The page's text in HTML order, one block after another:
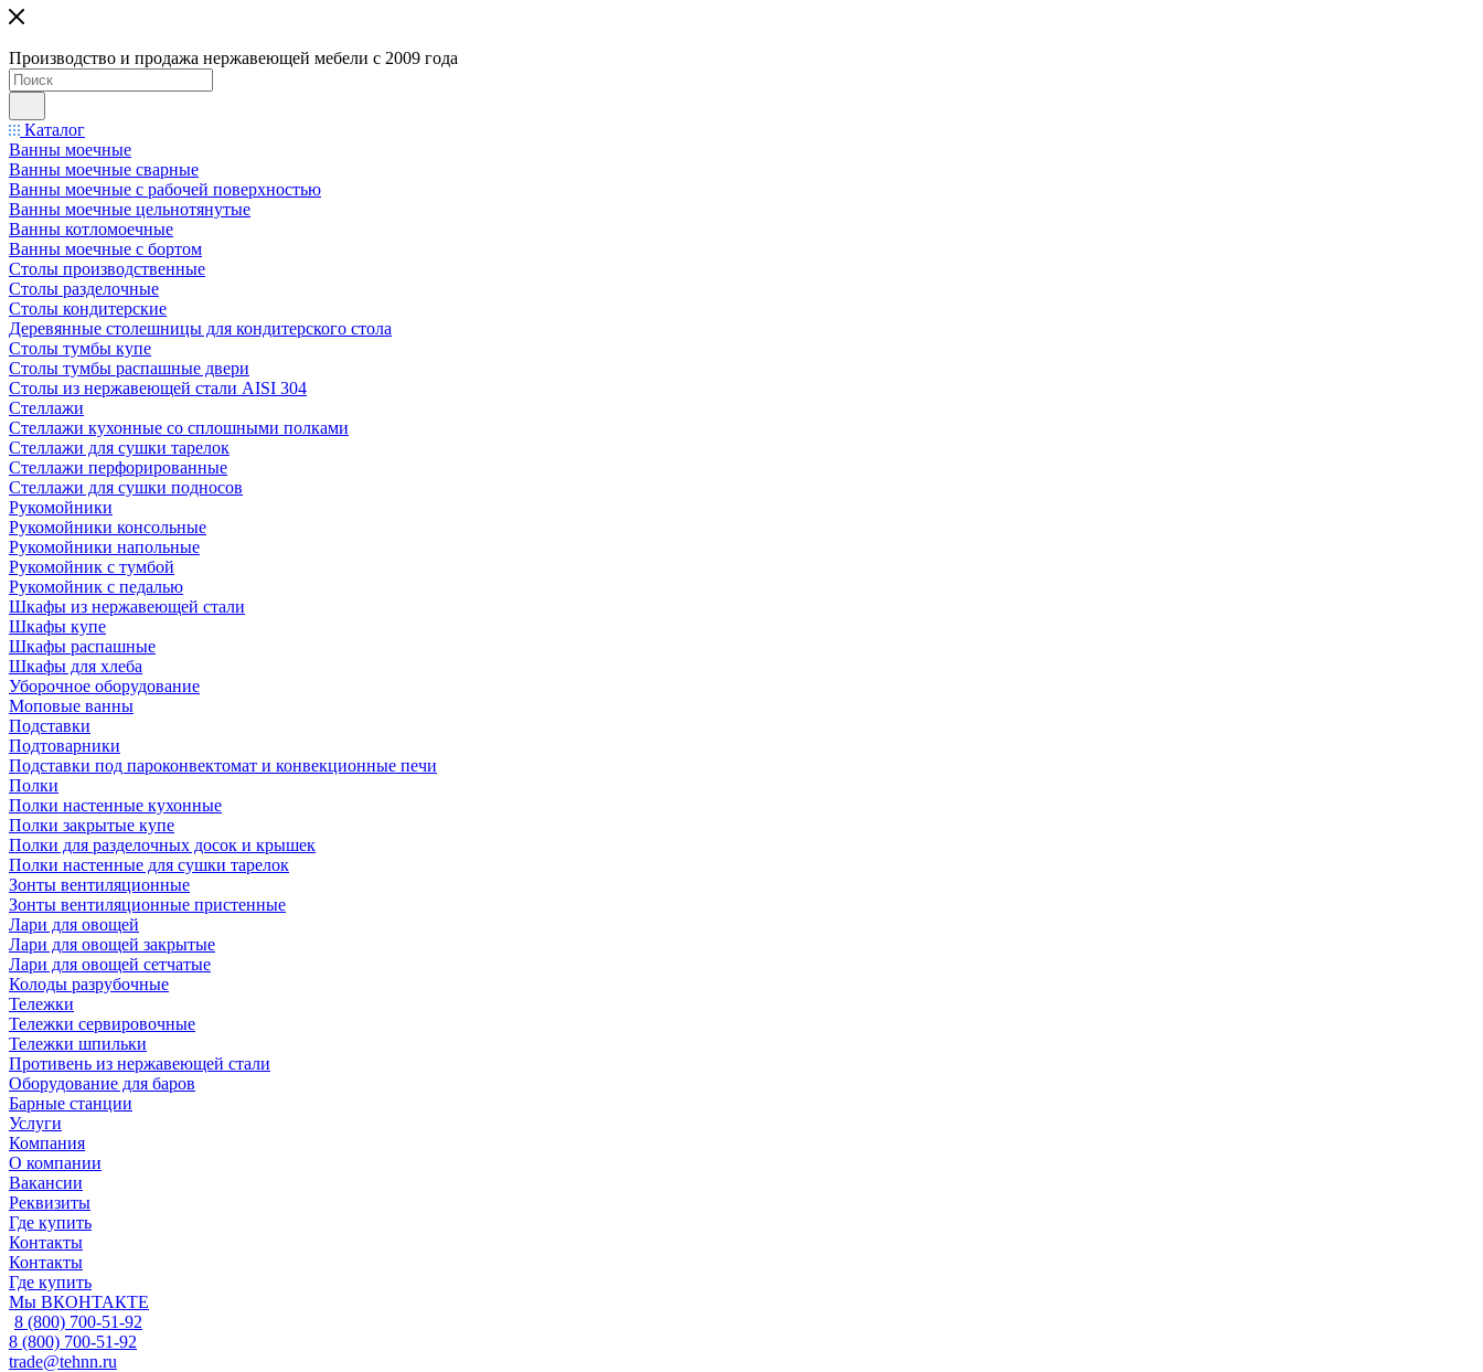
Производство и продажа нержавеющей мебели с 2009 года
Каталог
Ванны моечные
Ванны моечные сварные
Ванны моечные с рабочей поверхностью
Ванны моечные цельнотянутые
Ванны котломоечные
Ванны моечные с бортом
Столы производственные
Столы разделочные
Столы кондитерские
Деревянные столешницы для кондитерского стола
Столы тумбы купе
Столы тумбы распашные двери
Столы из нержавеющей стали AISI 304
Стеллажи
Стеллажи кухонные со сплошными полками
Стеллажи для сушки тарелок
Стеллажи перфорированные
Стеллажи для сушки подносов
Рукомойники
Рукомойники консольные
Рукомойники напольные
Рукомойник с тумбой
Рукомойник с педалью
Шкафы из нержавеющей стали
Шкафы купе
Шкафы распашные
Шкафы для хлеба
Уборочное оборудование
Моповые ванны
Подставки
Подтоварники
Подставки под пароконвектомат и конвекционные печи
Полки
Полки настенные кухонные
Полки закрытые купе
Полки для разделочных досок и крышек
Полки настенные для сушки тарелок
Зонты вентиляционные
Зонты вентиляционные пристенные
Лари для овощей
Лари для овощей закрытые
Лари для овощей сетчатые
Колоды разрубочные
Тележки
Тележки сервировочные
Тележки шпильки
Противень из нержавеющей стали
Оборудование для баров
Барные станции
Услуги
Компания
О компании
Вакансии
Реквизиты
Где купить
Контакты
Контакты
Где купить
Мы ВКОНТАКТЕ
8 (800) 700-51-92
8 (800) 700-51-92
trade@tehnn.ru